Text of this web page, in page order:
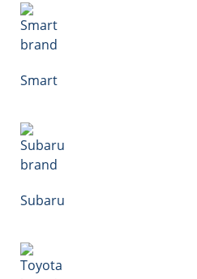
Smart
Subaru